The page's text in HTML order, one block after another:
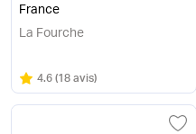
France
La Fourche
Note
4.6 sur 5
(18 avis)